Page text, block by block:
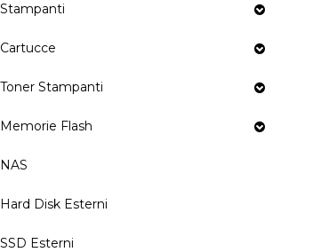
Stampanti
Cartucce
Toner Stampanti
Memorie Flash
NAS
Hard Disk Esterni
SSD Esterni